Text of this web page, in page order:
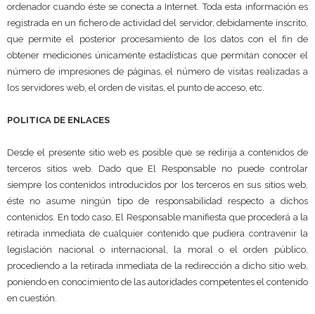
ordenador cuando éste se conecta a Internet. Toda esta información es
registrada en un fichero de actividad del servidor, debidamente inscrito,
que permite el posterior procesamiento de los datos con el fin de
obtener mediciones únicamente estadísticas que permitan conocer el
número de impresiones de páginas, el número de visitas realizadas a
los servidores web, el orden de visitas, el punto de acceso, etc.
POLITICA DE ENLACES
Desde el presente sitio web es posible que se redirija a contenidos de
terceros sitios web. Dado que El Responsable no puede controlar
siempre los contenidos introducidos por los terceros en sus sitios web,
éste no asume ningún tipo de responsabilidad respecto a dichos
contenidos. En todo caso, El Responsable manifiesta que procederá a la
retirada inmediata de cualquier contenido que pudiera contravenir la
legislación nacional o internacional, la moral o el orden público,
procediendo a la retirada inmediata de la redirección a dicho sitio web,
poniendo en conocimiento de las autoridades competentes el contenido
en cuestión.